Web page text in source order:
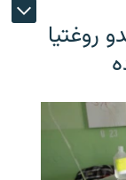
روغتیا